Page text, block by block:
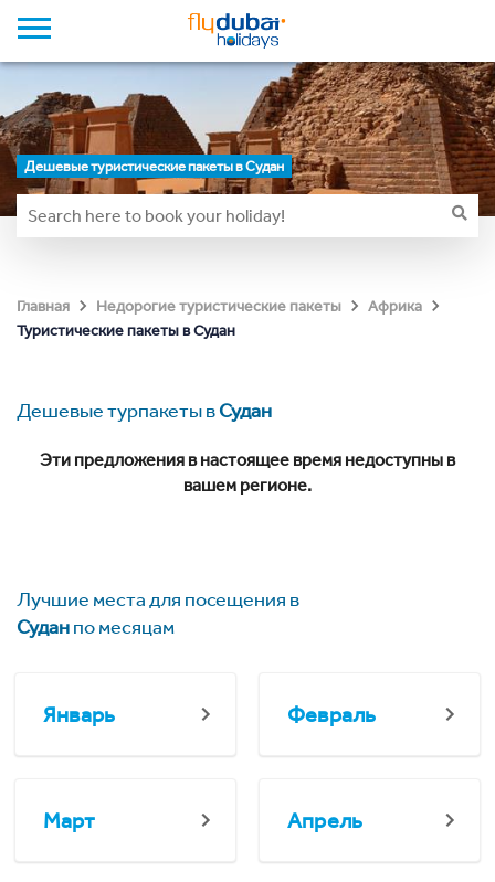
Дешевые туристические пакеты в Судан
Главная Недорогие туристические пакеты
Африка
Туристические пакеты в Судан
Дешевые турпакеты вСудан
Эти предложения в настоящее время недоступны в
вашем регионе.
Лучшие места для посещения в
Суданпо месяцам
Январь Февраль
Март Апрель